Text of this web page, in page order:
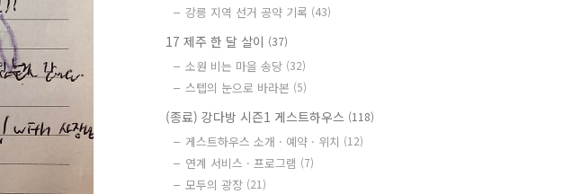
강릉 지역 선거 공약 기록 (43)
17 제주 한 달 살이 (37)
소원 비는 마을 송당 (32)
스텝의 눈으로 바라본 (5)
(종료) 강다방 시즌1 게스트하우스 (118)
게스트하우스 소개 · 예약 · 위치 (12)
연계 서비스 · 프로그램 (7)
모두의 광장 (21)